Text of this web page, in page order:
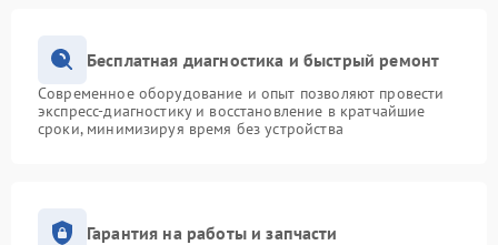
Бесплатная диагностика и быстрый ремонт
Современное оборудование и опыт позволяют провести
экспресс-диагностику и восстановление в кратчайшие
сроки, минимизируя время без устройства
Гарантия на работы и запчасти